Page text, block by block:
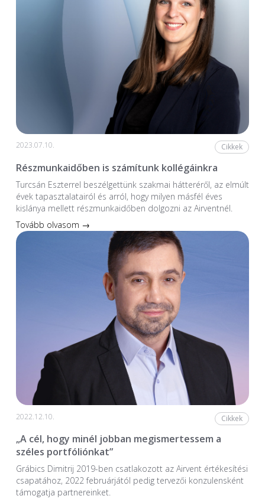
2023.07.10. Cikkek
Részmunkaidőben is számítunk kollégáinkra
Turcsán Eszterrel beszélgettünk szakmai hátteréről, az elmúlt
évek tapasztalatairól és arról, hogy milyen másfél éves
kislánya mellett részmunkaidőben dolgozni az Airventnél.
Tovább olvasom →
2022.12.10. Cikkek
„A cél, hogy minél jobban megismertessem a
széles portfóliónkat”
Grábics Dimitrij 2019-ben csatlakozott az Airvent értékesítési
csapatához, 2022 februárjától pedig tervezői konzulensként
támogatja partnereinket.